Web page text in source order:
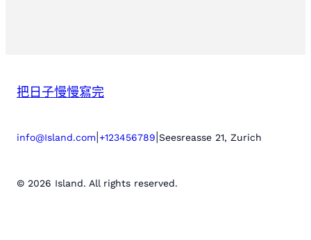
把日子慢慢寫完
info@Island.com +123456789 Seesreasse 21, Zurich
© 2026 Island. All rights reserved.